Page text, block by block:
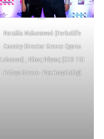
Ναταλία Μελισσινού (Herbalilfe
Country Director Greece Cyprus
Lebanon) , Νίκος Νέγκας (CEO TGI
Fridays Greece- Pax Hospitality)